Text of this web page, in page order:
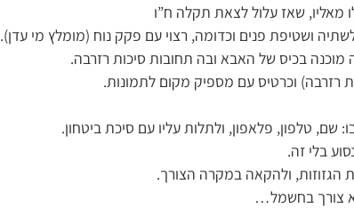
מאליו, שאז עלול לצאת תקלה ח”ו
ושטיפת פנים וכדומה, רצוי עם פקק נוח (מומלץ מי עדן).
בכיס של האבא ובה תחובות סיכות רזרבה.
וכרטיס עם מספיק מקום לתמונות.
שם, טלפון, פלאפון, ולתלות עליו עם סיכת ביטחון.
בלי זה.
ולהקאה במקרה הצורך.
צורך בחשמל…